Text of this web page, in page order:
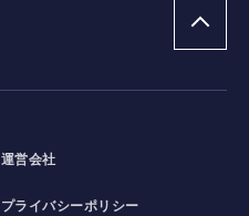
運営会社
プライバシーポリシー